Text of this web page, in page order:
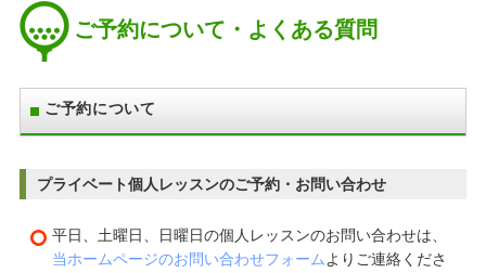
お問い合わせ
ご予約について・よくある質問
ご予約について
プライベート個人レッスンのご予約・お問い合わせ
平日、土曜日、日曜日の個人レッスンのお問い合わせは、
当ホームページのお問い合わせフォーム よりご連絡くださ